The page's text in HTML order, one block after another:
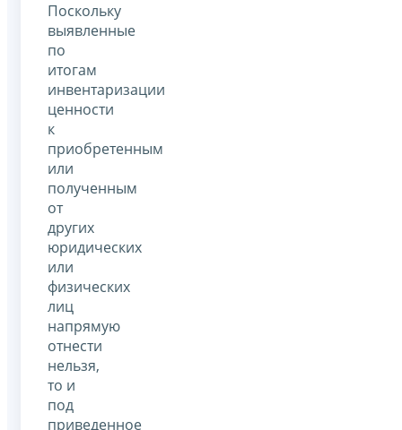
Поскольку
выявленные
по
итогам
инвентаризации
ценности
к
приобретенным
или
полученным
от
других
юридических
или
физических
лиц
напрямую
отнести
нельзя,
то и
под
приведенное